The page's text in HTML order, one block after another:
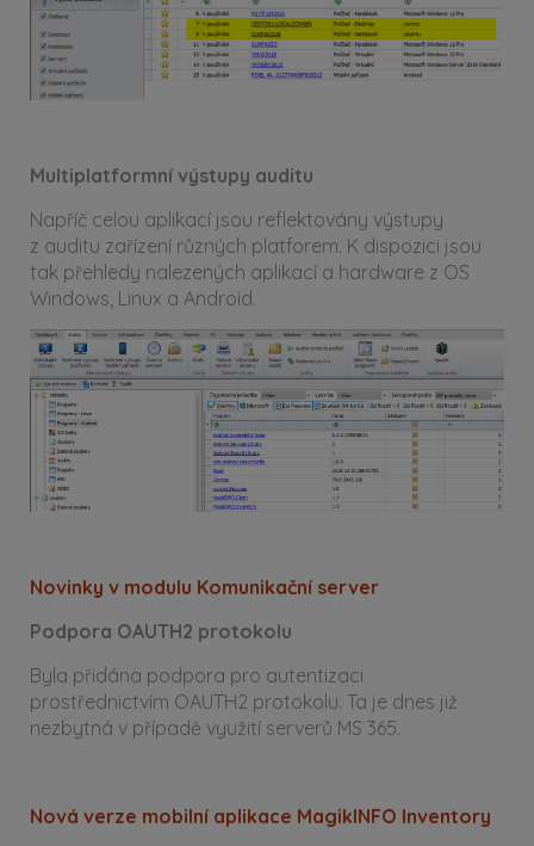
Multiplatformní výstupy auditu
Napříč celou aplikací jsou reflektovány výstupy
z auditu zařízení různých platforem. K dispozici jsou
tak přehledy nalezených aplikací a hardware z OS
Windows, Linux a Android.
Novinky v modulu Komunikační server
Podpora OAUTH2 protokolu
Byla přidána podpora pro autentizaci
prostřednictvím OAUTH2 protokolu. Ta je dnes již
nezbytná v případě využití serverů MS 365.
Nová verze mobilní aplikace MagikINFO Inventory